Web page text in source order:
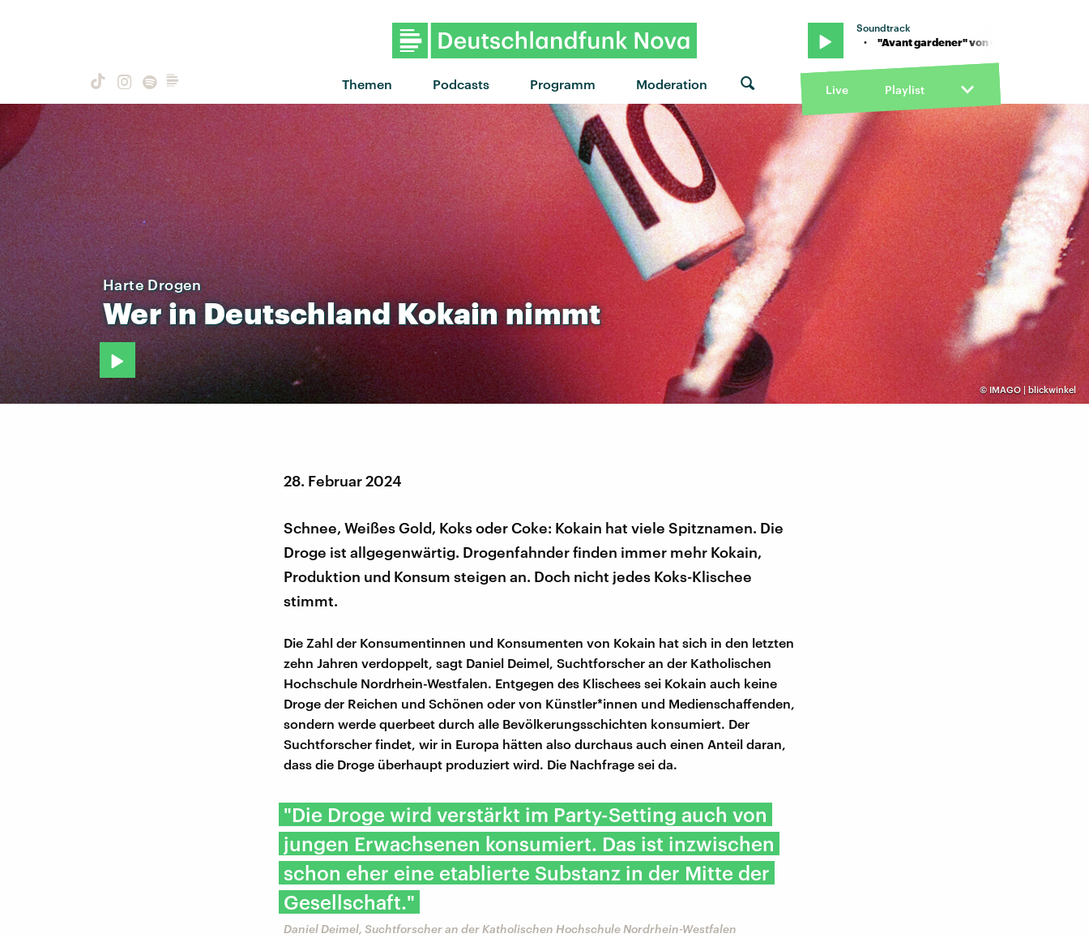
Themen Podcasts Programm Moderation
Soundtrack
"Avant gardener" von Courtney Barnett · "Avant gardener" von Courtney Barnett · "Avant
Live Playlist
© IMAGO | blickwinkel
Harte Drogen
WerinDeutschlandKokainnimmt
28. Februar 2024
Schnee, Weißes Gold, Koks oder Coke: Kokain hat viele Spitznamen. Die
Droge ist allgegenwärtig. Drogenfahnder finden immer mehr Kokain,
Produktion und Konsum steigen an. Doch nicht jedes Koks-Klischee
stimmt.
Die Zahl der Konsumentinnen und Konsumenten von Kokain hat sich in den letzten
zehn Jahren verdoppelt, sagt Daniel Deimel, Suchtforscher an der Katholischen
Hochschule Nordrhein-Westfalen. Entgegen des Klischees sei Kokain auch keine
Droge der Reichen und Schönen oder von Künstler*innen und Medienschaffenden,
sondern werde querbeet durch alle Bevölkerungsschichten konsumiert. Der
Suchtforscher findet, wir in Europa hätten also durchaus auch einen Anteil daran,
dass die Droge überhaupt produziert wird. Die Nachfrage sei da.
"Die Droge wird verstärkt im Party-Setting auch von
jungen Erwachsenen konsumiert. Das ist inzwischen
schon eher eine etablierte Substanz in der Mitte der
Gesellschaft."
Daniel Deimel, Suchtforscher an der Katholischen Hochschule Nordrhein-Westfalen